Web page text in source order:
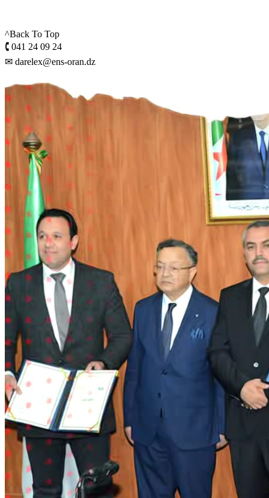
^Back To Top
🕻 041 24 09 24
✉ darelex@ens-oran.dz